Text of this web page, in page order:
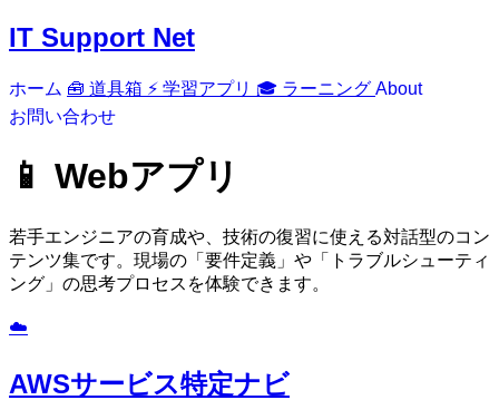
IT Support Net
ホーム 🧰 道具箱 ⚡ 学習アプリ 🎓 ラーニング About
お問い合わせ
📱 Webアプリ
若手エンジニアの育成や、技術の復習に使える対話型のコン
テンツ集です。現場の「要件定義」や「トラブルシューティ
ング」の思考プロセスを体験できます。
☁️
AWSサービス特定ナビ